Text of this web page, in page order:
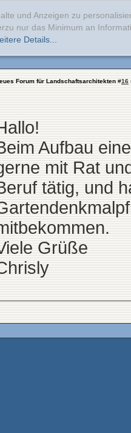
und Anzeigen zu
nur das Minimum an
Details...
Forum für Landschaftsarchitekten #16
Aufbau
mit Rat
tätig, und
Grüße